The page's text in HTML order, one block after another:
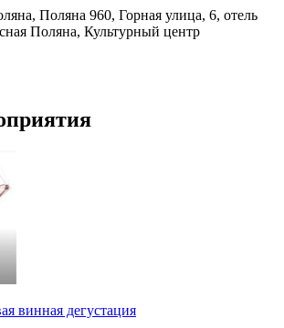
Поляна 960, Горная улица, 6, отель
Поляна, Культурный центр
винная дегустация